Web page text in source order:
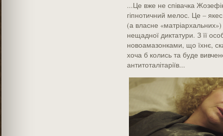
...Це вже не співачка
гіпнотичний мелос. Це –
(а власне «матріархальних»)
нещадної диктатури. З її
новоамазонками, що їхнє,
хоча б колись та буде
антитоталітаріїв...